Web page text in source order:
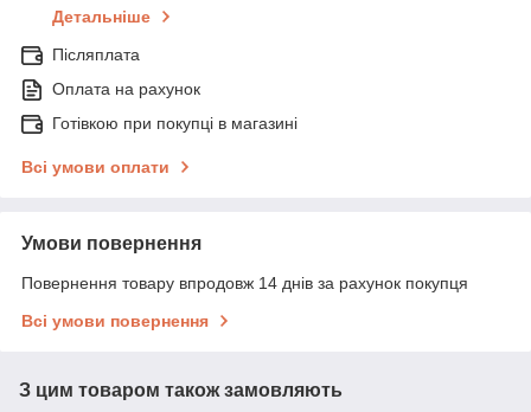
Детальніше
Післяплата
Оплата на рахунок
Готівкою при покупці в магазині
Всі умови оплати
Умови повернення
Повернення товару впродовж 14 днів за рахунок покупця
Всі умови повернення
З цим товаром також замовляють